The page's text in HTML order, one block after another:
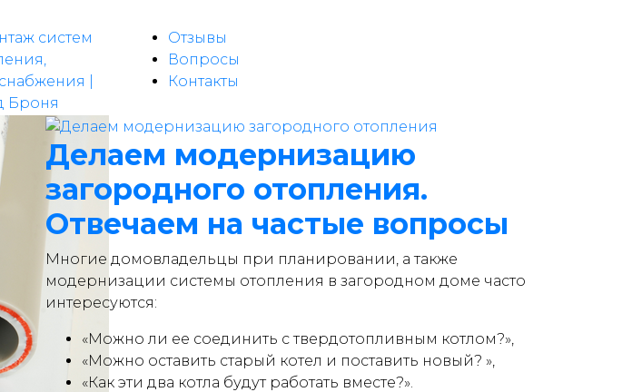
Отзывы
Вопросы
Контакты
Делаем модернизацию
загородного отопления.
Отвечаем на частые вопросы
Многие домовладельцы при планировании, а также
модернизации системы отопления в загородном доме часто
интересуются:
«Можно ли ее соединить с твердотопливным котлом?»,
«Можно оставить старый котел и поставить новый? »,
«Как эти два котла будут работать вместе?».